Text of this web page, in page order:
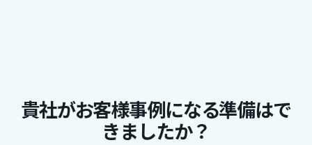
貴社がお客様事例になる準備はで
きましたか？